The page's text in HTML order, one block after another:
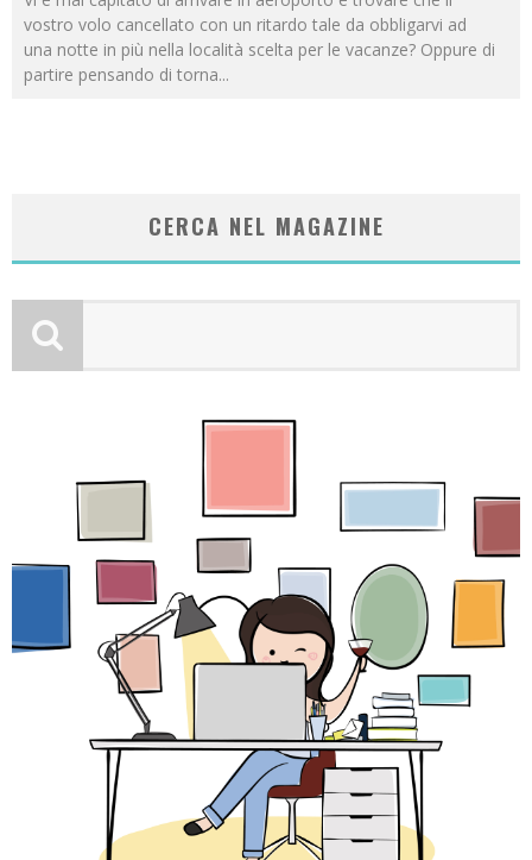
vostro volo cancellato con un ritardo tale da obbligarvi ad
una notte in più nella località scelta per le vacanze? Oppure di
partire pensando di torna...
CERCA NEL MAGAZINE